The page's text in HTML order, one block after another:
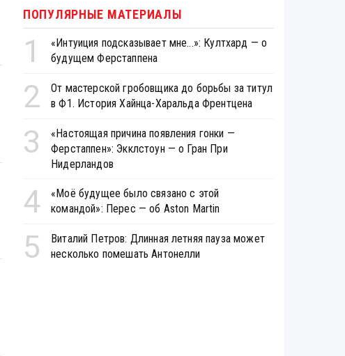
ПОПУЛЯРНЫЕ МАТЕРИАЛЫ
1
«Интуиция подсказывает мне...»: Култхард — о
будущем Ферстаппена
2
От мастерской гробовщика до борьбы за титул
в Ф1. История Хайнца-Харальда Френтцена
3
«Настоящая причина появления гонки —
Ферстаппен»: Экклстоун — о Гран При
Нидерландов
4
«Моё будущее было связано с этой
командой»: Перес — об Aston Martin
5
Виталий Петров: Длинная летняя пауза может
несколько помешать Антонелли